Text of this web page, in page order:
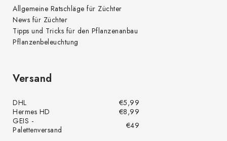
Allgemeine Ratschläge für Züchter
News für Züchter
Tipps und Tricks für den Pflanzenanbau
Pflanzenbeleuchtung
Versand
DHL
€5,99
Hermes HD
€8,99
GEIS -
Palettenversand
€49